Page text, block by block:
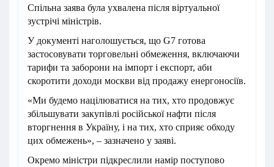
Спільна заява була ухвалена після віртуальної
зустрічі міністрів.
У документі наголошується, що G7 готова
застосовувати торговельні обмеження, включаючи
тарифи та заборони на імпорт і експорт, аби
скоротити доходи москви від продажу енергоносіїв.
«Ми будемо націлюватися на тих, хто продовжує
збільшувати закупівлі російської нафти після
вторгнення в Україну, і на тих, хто сприяє обходу
цих обмежень», – зазначено у заяві.
Окремо міністри підкреслили намір поступово